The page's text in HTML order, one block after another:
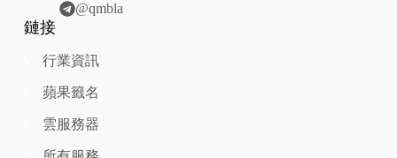
@qmbla
鏈接
行業資訊
蘋果籤名
雲服務器